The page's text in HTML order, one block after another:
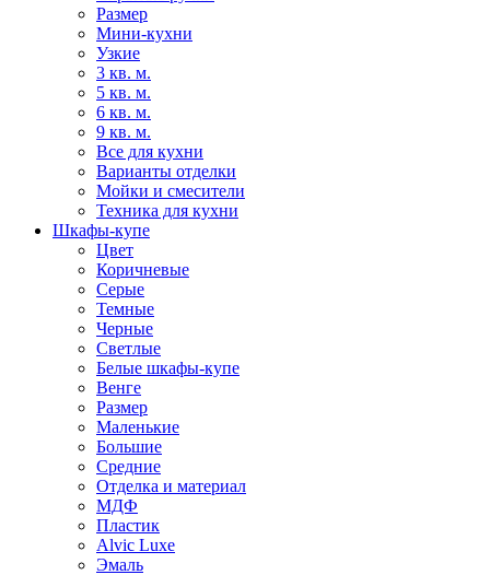
Размер
Мини-кухни
Узкие
3 кв. м.
5 кв. м.
6 кв. м.
9 кв. м.
Все для кухни
Варианты отделки
Мойки и смесители
Техника для кухни
Шкафы-купе
Цвет
Коричневые
Серые
Темные
Черные
Светлые
Белые шкафы-купе
Венге
Размер
Маленькие
Большие
Средние
Отделка и материал
МДФ
Пластик
Alvic Luxe
Эмаль